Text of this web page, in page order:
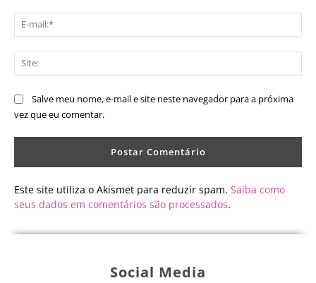
Salve meu nome, e-mail e site neste navegador para a próxima
vez que eu comentar.
Este site utiliza o Akismet para reduzir spam. Saiba como
seus dados em comentários são processados.
Social Media